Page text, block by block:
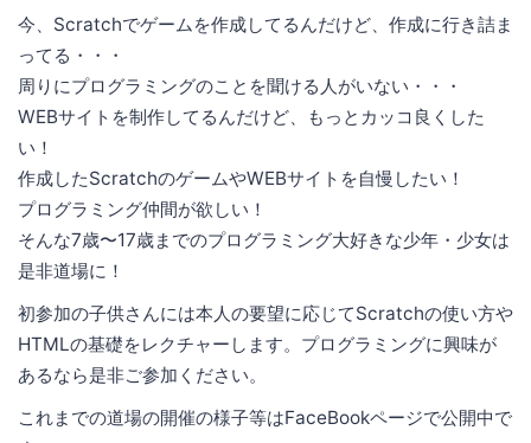
今、Scratchでゲームを作成してるんだけど、作成に行き詰ま
ってる・・・
周りにプログラミングのことを聞ける人がいない・・・
WEBサイトを制作してるんだけど、もっとカッコ良くした
い！
作成したScratchのゲームやWEBサイトを自慢したい！
プログラミング仲間が欲しい！
そんな7歳〜17歳までのプログラミング大好きな少年・少女は
是非道場に！
初参加の子供さんには本人の要望に応じてScratchの使い方や
HTMLの基礎をレクチャーします。プログラミングに興味が
あるなら是非ご参加ください。
これまでの道場の開催の様子等はFaceBookページで公開中で